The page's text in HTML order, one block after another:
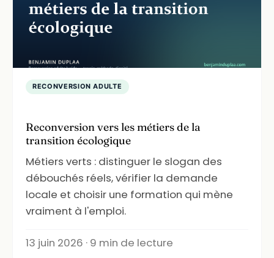
RECONVERSION ADULTE
Reconversion vers les métiers de la
transition écologique
Métiers verts : distinguer le slogan des
débouchés réels, vérifier la demande
locale et choisir une formation qui mène
vraiment à l'emploi.
13 juin 2026 · 9 min de lecture